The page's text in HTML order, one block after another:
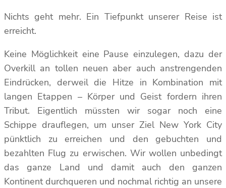
Nichts geht mehr. Ein Tiefpunkt unserer Reise ist
erreicht.
Keine Möglichkeit eine Pause einzulegen, dazu der
Overkill an tollen neuen aber auch anstrengenden
Eindrücken, derweil die Hitze in Kombination mit
langen Etappen – Körper und Geist fordern ihren
Tribut. Eigentlich müssten wir sogar noch eine
Schippe drauflegen, um unser Ziel New York City
pünktlich zu erreichen und den gebuchten und
bezahlten Flug zu erwischen. Wir wollen unbedingt
das ganze Land und damit auch den ganzen
Kontinent durchqueren und nochmal richtig an unsere